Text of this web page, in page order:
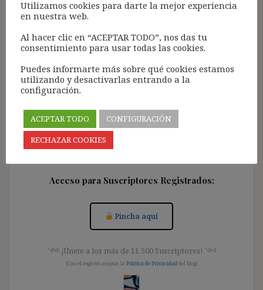
Reflexiones a propósito de la incertidumbre, los
cotidianidad de nuestras decisiones diarias.
Acceso para Suscribirse al Blog (GRATIS):
Pincha aquí
Acceso para Suscriptores Registrados:
Pincha aquí
༺ ¡Únete a los más de 11.500 Suscriptores! ༺
[Con el registro aceptas la Política de Privacidad del blog]
Utilizamos cookies para darte la mejor experiencia
en nuestra web.
Al hacer clic en “ACEPTAR TODO”, nos das tu
consentimiento para usar todas las cookies.
Puedes informarte más sobre qué cookies estamos
utilizando y desactivarlas entrando a la
configuración.
ACEPTAR TODO
CONFIGURACIÓN
RECHAZAR COOKIES